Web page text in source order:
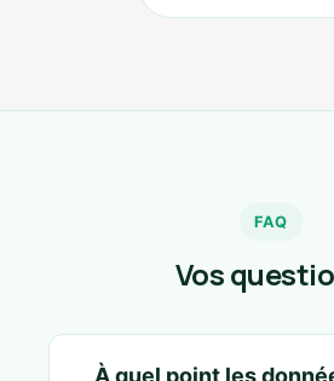
FAQ
Vos
À quel point les